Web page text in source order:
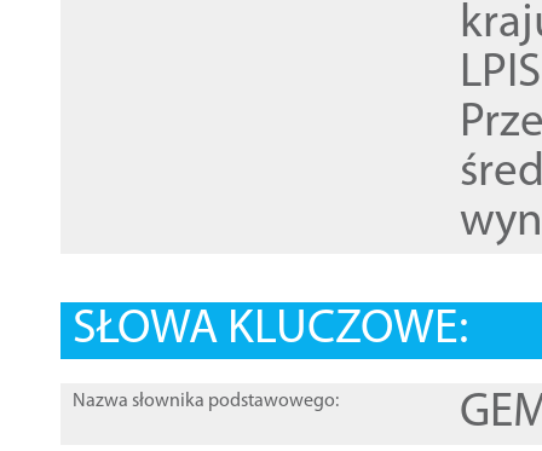
SŁOWA KLUCZOWE:
Nazwa słownika podstawowego: